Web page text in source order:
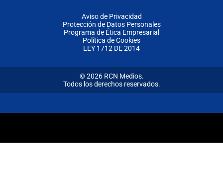
Aviso de Privacidad
Protección de Datos Personales
Programa de Ética Empresarial
Política de Cookies
LEY 1712 DE 2014
© 2026 RCN Medios.
Todos los derechos reservados.